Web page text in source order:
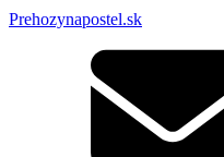
Prehozynapostel.sk